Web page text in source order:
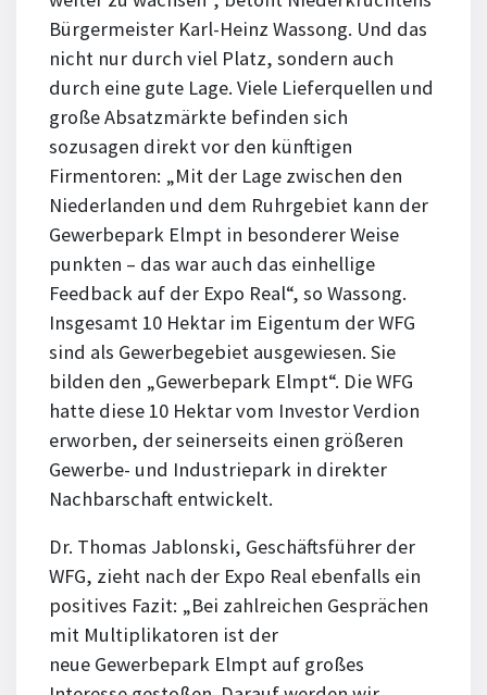
Bürgermeister Karl-Heinz Wassong. Und das
nicht nur durch viel Platz, sondern auch
durch eine gute Lage. Viele Lieferquellen und
große Absatzmärkte befinden sich
sozusagen direkt vor den künftigen
Firmentoren: „Mit der Lage zwischen den
Niederlanden und dem Ruhrgebiet kann der
Gewerbepark Elmpt in besonderer Weise
punkten – das war auch das einhellige
Feedback auf der Expo Real“, so Wassong.
Insgesamt 10 Hektar im Eigentum der WFG
sind als Gewerbegebiet ausgewiesen. Sie
bilden den „Gewerbepark Elmpt“. Die WFG
hatte diese 10 Hektar vom Investor Verdion
erworben, der seinerseits einen größeren
Gewerbe- und Industriepark in direkter
Nachbarschaft entwickelt.
Dr. Thomas Jablonski, Geschäftsführer der
WFG, zieht nach der Expo Real ebenfalls ein
positives Fazit: „Bei zahlreichen Gesprächen
mit Multiplikatoren ist der
neue Gewerbepark Elmpt auf großes